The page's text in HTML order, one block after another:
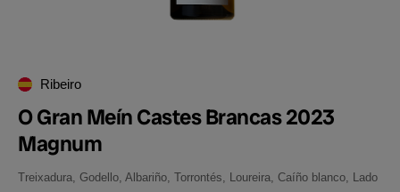
Ribeiro
O Gran Meín Castes Brancas 2023
Magnum
Treixadura, Godello, Albariño, Torrontés, Loureira, Caíño blanco, Lado